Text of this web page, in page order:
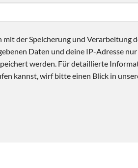
der Speicherung und Verarbeitung
Daten und deine IP-Adresse
werden. Für detaillierte
kannst, wirf bitte einen Blick in